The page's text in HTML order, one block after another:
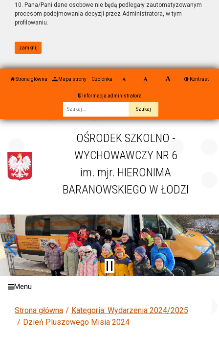
10. Pana/Pani dane osobowe nie będą podlegały zautomatyzowanym
procesom podejmowania decyzji przez Administratora, w tym
profilowaniu.
zamknij
Strona główna Mapa strony Czcionka Kontrast
Informacja administratora
OŚRODEK SZKOLNO -
WYCHOWAWCZY NR 6
im. mjr. HIERONIMA
BARANOWSKIEGO W ŁODZI
Menu
Strona główna
Kategoria: Wydarzenia 2024/2025
Dzień Pluszowego Misia 2024